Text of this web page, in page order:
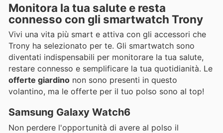
Monitora la tua salute e resta
connesso con gli smartwatch Trony
Vivi una vita più smart e attiva con gli accessori che
Trony ha selezionato per te. Gli smartwatch sono
diventati indispensabili per monitorare la tua salute,
restare connesso e semplificare la tua quotidianità. Le
offerte giardino non sono presenti in questo
volantino, ma le offerte per il tuo polso sono al top!
Samsung Galaxy Watch6
Non perdere l'opportunità di avere al polso il